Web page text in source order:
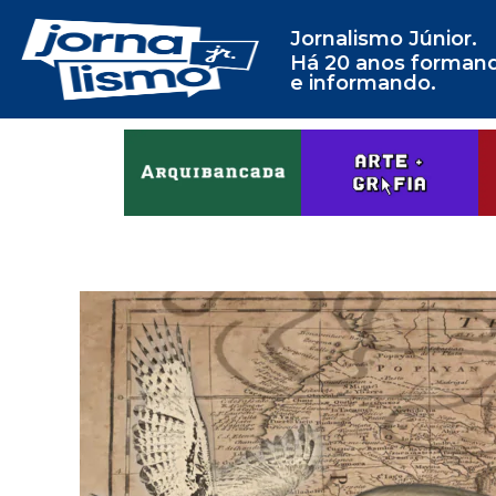
Jornalismo Júnior.
Há 20 anos
e informando.